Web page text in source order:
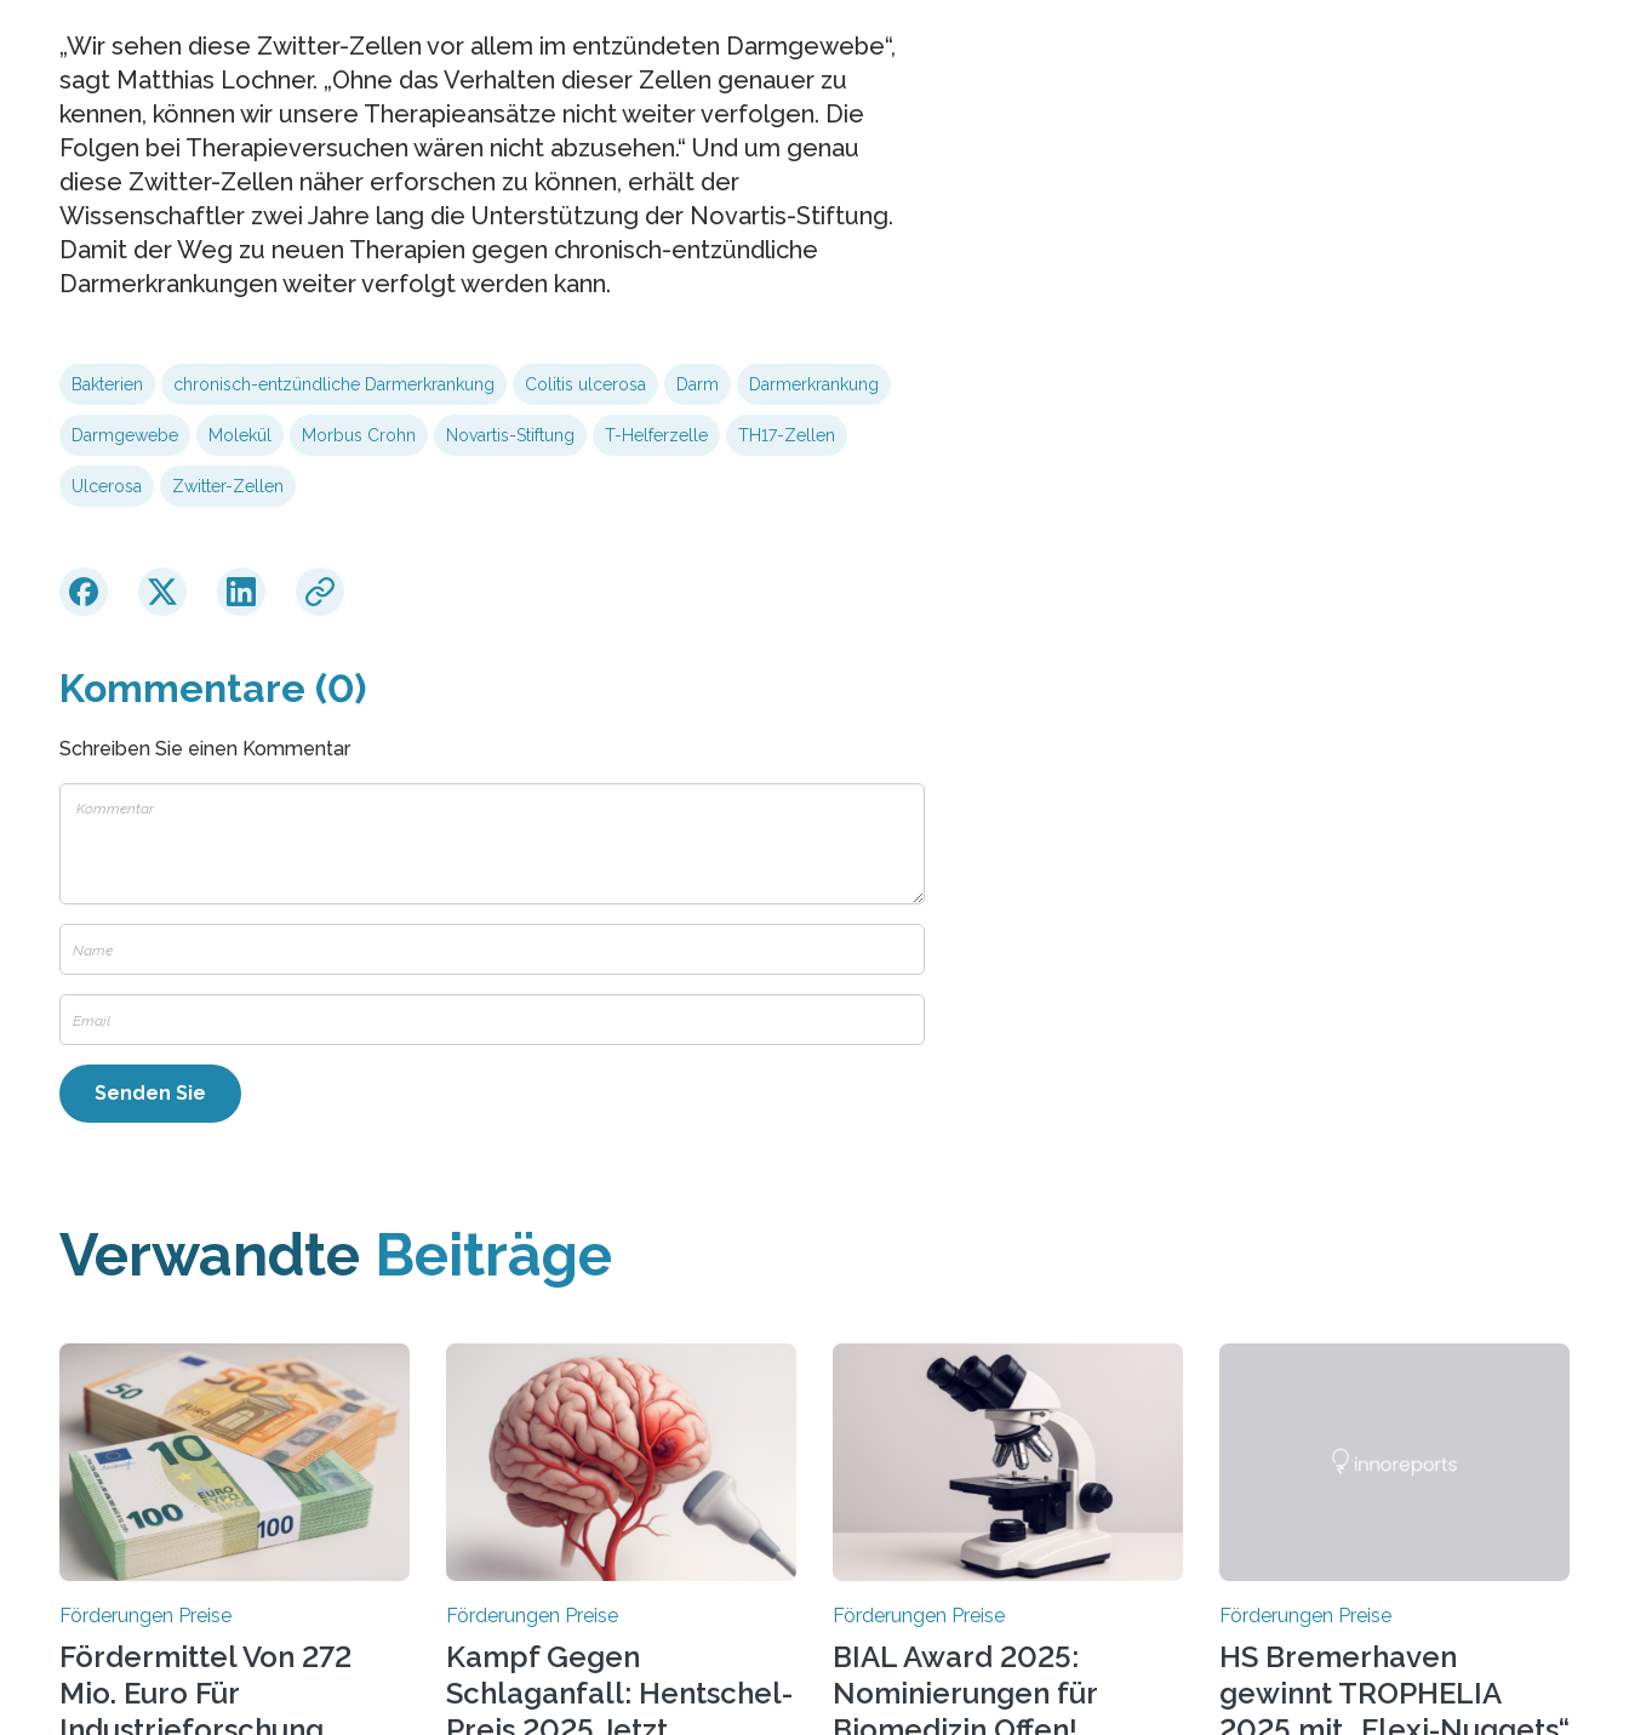
„Wir sehen diese Zwitter-Zellen vor allem im entzündeten Darmgewebe“,
sagt Matthias Lochner. „Ohne das Verhalten dieser Zellen genauer zu
kennen, können wir unsere Therapieansätze nicht weiter verfolgen. Die
Folgen bei Therapieversuchen wären nicht abzusehen.“ Und um genau
diese Zwitter-Zellen näher erforschen zu können, erhält der
Wissenschaftler zwei Jahre lang die Unterstützung der Novartis-Stiftung.
Damit der Weg zu neuen Therapien gegen chronisch-entzündliche
Darmerkrankungen weiter verfolgt werden kann.
Bakterien chronisch-entzündliche Darmerkrankung Colitis ulcerosa Darm Darmerkrankung
Darmgewebe Molekül Morbus Crohn Novartis-Stiftung T-Helferzelle TH17-Zellen
Ulcerosa Zwitter-Zellen
Kommentare (0)
Schreiben Sie einen Kommentar
Verwandte Beiträge
Förderungen Preise
Fördermittel Von 272
Mio. Euro Für
Förderungen Preise
Kampf Gegen
Schlaganfall: Hentschel-
Förderungen Preise
BIAL Award 2025:
Nominierungen für
Förderungen Preise
HS Bremerhaven
gewinnt TROPHELIA